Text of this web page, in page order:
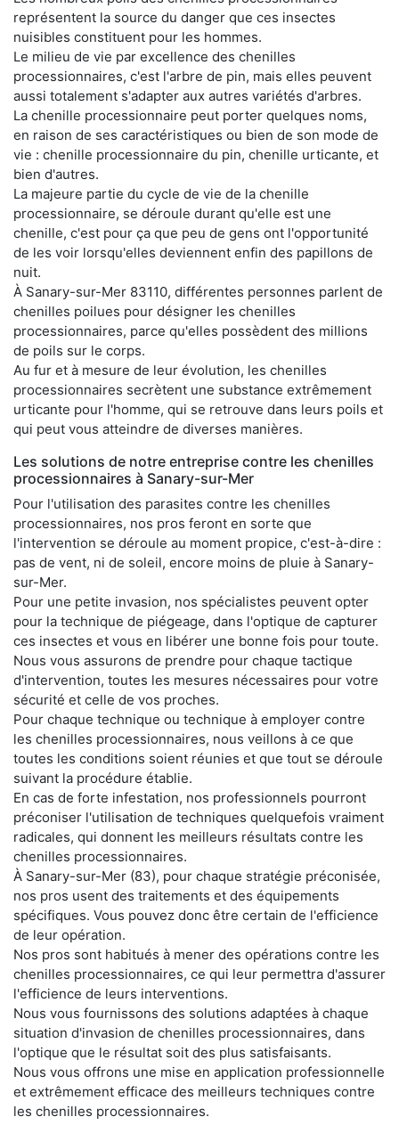
représentent la source du danger que ces insectes
nuisibles constituent pour les hommes.
Le milieu de vie par excellence des chenilles
processionnaires, c'est l'arbre de pin, mais elles peuvent
aussi totalement s'adapter aux autres variétés d'arbres.
La chenille processionnaire peut porter quelques noms,
en raison de ses caractéristiques ou bien de son mode de
vie : chenille processionnaire du pin, chenille urticante, et
bien d'autres.
La majeure partie du cycle de vie de la chenille
processionnaire, se déroule durant qu'elle est une
chenille, c'est pour ça que peu de gens ont l'opportunité
de les voir lorsqu'elles deviennent enfin des papillons de
nuit.
À Sanary-sur-Mer 83110, différentes personnes parlent de
chenilles poilues pour désigner les chenilles
processionnaires, parce qu'elles possèdent des millions
de poils sur le corps.
Au fur et à mesure de leur évolution, les chenilles
processionnaires secrètent une substance extrêmement
urticante pour l'homme, qui se retrouve dans leurs poils et
qui peut vous atteindre de diverses manières.
Les solutions de notre entreprise contre les chenilles
processionnaires à Sanary-sur-Mer
Pour l'utilisation des parasites contre les chenilles
processionnaires, nos pros feront en sorte que
l'intervention se déroule au moment propice, c'est-à-dire :
pas de vent, ni de soleil, encore moins de pluie à Sanary-
sur-Mer.
Pour une petite invasion, nos spécialistes peuvent opter
pour la technique de piégeage, dans l'optique de capturer
ces insectes et vous en libérer une bonne fois pour toute.
Nous vous assurons de prendre pour chaque tactique
d'intervention, toutes les mesures nécessaires pour votre
sécurité et celle de vos proches.
Pour chaque technique ou technique à employer contre
les chenilles processionnaires, nous veillons à ce que
toutes les conditions soient réunies et que tout se déroule
suivant la procédure établie.
En cas de forte infestation, nos professionnels pourront
préconiser l'utilisation de techniques quelquefois vraiment
radicales, qui donnent les meilleurs résultats contre les
chenilles processionnaires.
À Sanary-sur-Mer (83), pour chaque stratégie préconisée,
nos pros usent des traitements et des équipements
spécifiques. Vous pouvez donc être certain de l'efficience
de leur opération.
Nos pros sont habitués à mener des opérations contre les
chenilles processionnaires, ce qui leur permettra d'assurer
l'efficience de leurs interventions.
Nous vous fournissons des solutions adaptées à chaque
situation d'invasion de chenilles processionnaires, dans
l'optique que le résultat soit des plus satisfaisants.
Nous vous offrons une mise en application professionnelle
et extrêmement efficace des meilleurs techniques contre
les chenilles processionnaires.